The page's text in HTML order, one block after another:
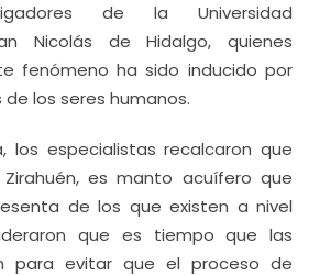
de la Universidad
Nicolás de Hidalgo, quienes
fenómeno ha sido inducido por
los seres humanos.
los especialistas recalcaron que
es manto acuífero que
de los que existen a nivel
que es tiempo que las
para evitar que el proceso de